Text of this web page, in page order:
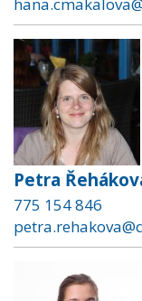
Petra
775 154 846